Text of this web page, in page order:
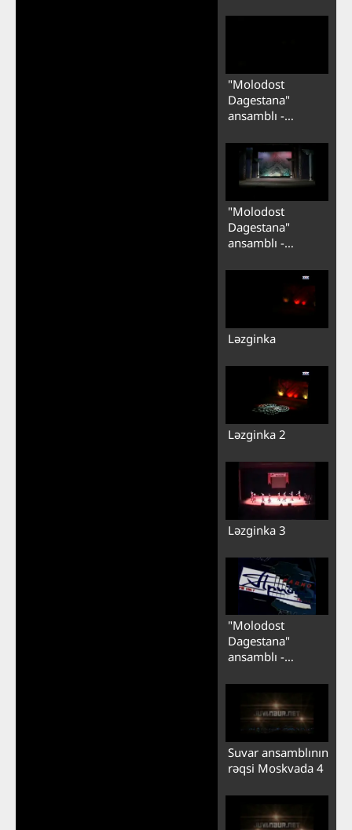
"Molodost
Dagestana"
ansamblı -
"Molodost
Dagestana"
ansamblı -
Ləzginka
Ləzginka 2
Ləzginka 3
"Molodost
Dagestana"
ansamblı -
Suvar ansamblının
rəqsi Moskvada 4